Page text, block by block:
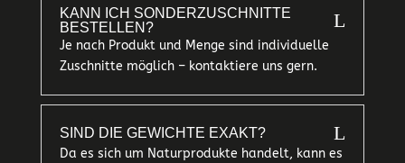
KANN ICH SONDERZUSCHNITTE
BESTELLEN?
L
Je nach Produkt und Menge sind individuelle
Zuschnitte möglich – kontaktiere uns gern.
SIND DIE GEWICHTE EXAKT? L
Da es sich um Naturprodukte handelt, kann es